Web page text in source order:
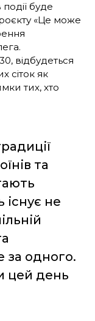
буде
«Це може
відбудеться
сіток як
тих, хто
та
існує не
за одного.
цей день